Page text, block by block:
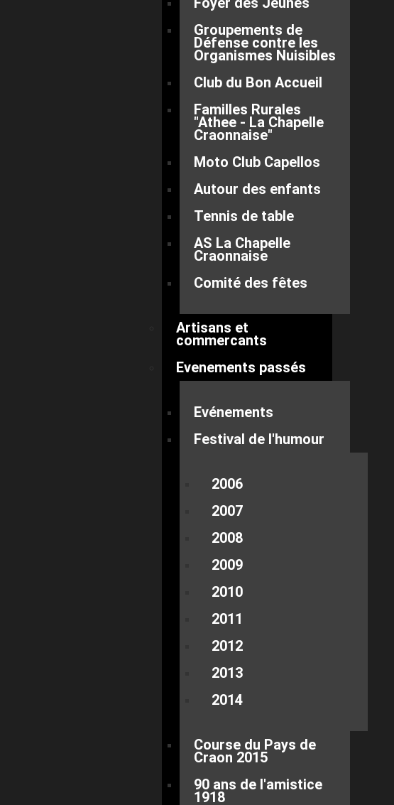
Groupements de
Défense contre les
Organismes Nuisibles
Club du Bon Accueil
Familles Rurales
"Athee - La Chapelle
Craonnaise"
Moto Club Capellos
Autour des enfants
Tennis de table
AS La Chapelle
Craonnaise
Comité des fêtes
Artisans et
commercants
Evenements passés
Evénements
Festival de l'humour
2006
2007
2008
2009
2010
2011
2012
2013
2014
Course du Pays de
Craon 2015
90 ans de l'amistice
1918